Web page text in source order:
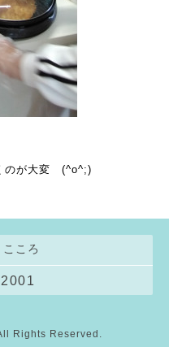
のが大変 (^o^;)
ころ
Rights Reserved.